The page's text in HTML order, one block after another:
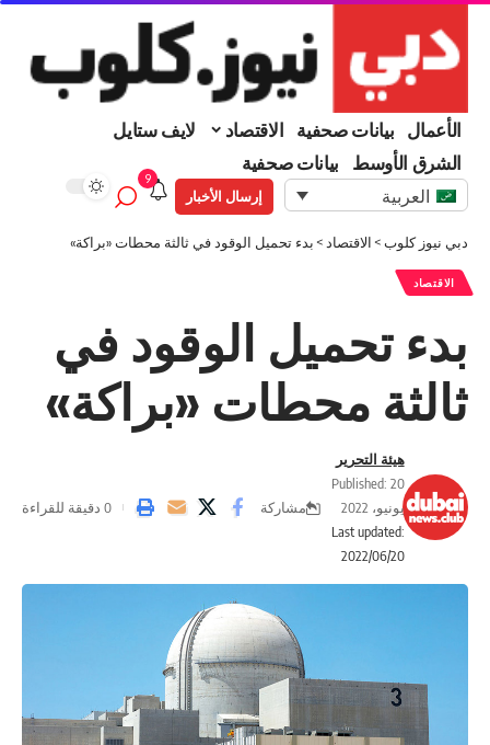
الأعمال بيانات صحفية الاقتصاد
لايف ستايل
الشرق الأوسط
بيانات صحفية
العربية إرسال الأخبار
9
دبي نيوز كلوب> الاقتصاد > بدء تحميل الوقود في ثالثة محطات «براكة»
الاقتصاد
بدء تحميل الوقود في
ثالثة محطات «براكة»
Last updated:
2022/06/20
هيئة التحرير
Published: 20
يونيو، 2022
مشاركة 0 دقيقة للقراءة